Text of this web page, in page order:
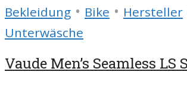
Bekleidung • Bike • Hersteller
Unterwäsche
Vaude Men’s Seamless LS